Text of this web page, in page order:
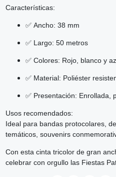
Características:
✅ Ancho: 38 mm
✅ Largo: 50 metros
✅ Colores: Rojo, blanco y
✅ Material: Poliéster
✅ Presentación: Enrollada,
Usos recomendados:
Ideal para bandas protocolares,
temáticos, souvenirs
Con esta cinta tricolor de gran
celebrar con orgullo las Fiestas